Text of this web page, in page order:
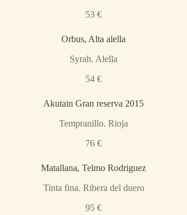
53 €
Orbus, Alta alella
Syrah. Alella
54 €
Akutain Gran reserva 2015
Tempranillo. Rioja
76 €
Matallana, Telmo Rodriguez
Tinta fina. Ribera del duero
95 €